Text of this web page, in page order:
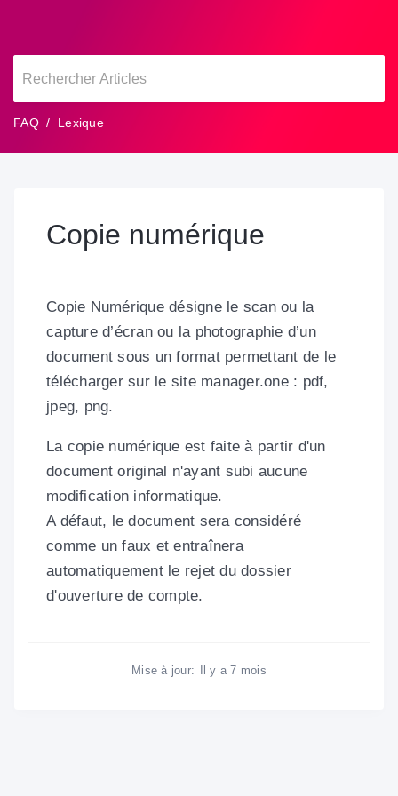
FAQ Lexique
Copie numérique
Copie Numériquedésigne le scan ou la
capture d’écran ou la photographie d’un
document sous un format permettant de le
télécharger sur le site manager.one : pdf,
jpeg, png.
La copie numérique est faite à partir d'un
document original n'ayant subi aucune
modification informatique.
A défaut, le document sera considéré
comme un faux et entraînera
automatiquement le rejet du dossier
d'ouverture de compte.
Mise à jour: Il y a 7 mois